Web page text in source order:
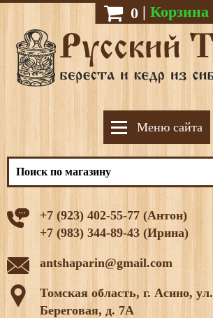
0 | Корзина
Меню сайта
+7 (923) 402-55-77 (Антон)
+7 (983) 344-89-43 (Ирина)
antshaparin@gmail.com
Томская область, г. Асино, ул.
Береговая, д. 7А